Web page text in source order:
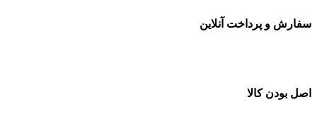
سفارش و پرداخت آنلاین
اصل بودن کالا